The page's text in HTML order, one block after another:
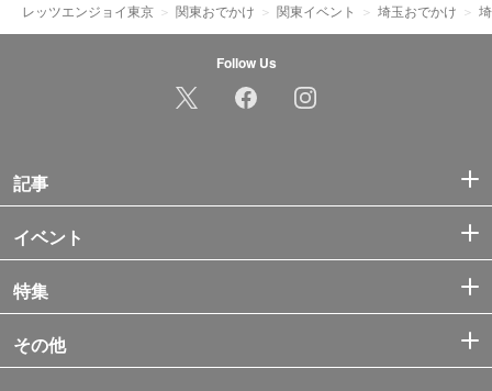
レッツエンジョイ東京 関東おでかけ 関東イベント 埼玉おでかけ
Follow Us
記事
イベント
特集
その他